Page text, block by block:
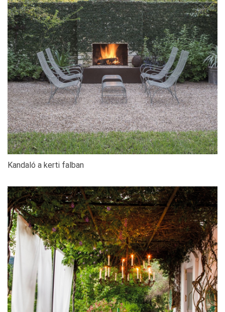
Kandaló a kerti falban